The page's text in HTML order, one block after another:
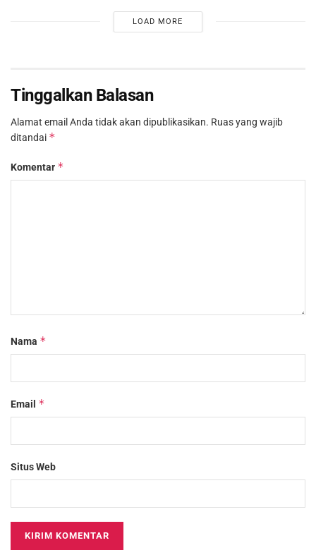
LOAD MORE
Tinggalkan Balasan
Alamat email Anda tidak akan dipublikasikan. Ruas yang wajib
ditandai *
Komentar *
Nama *
Email *
Situs Web